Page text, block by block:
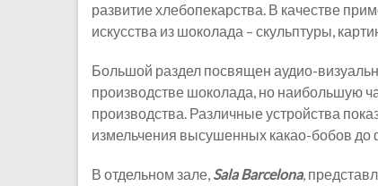
развитие хлебопекарства. В качестве
искусства из шоколада – скульптуры,
Большой раздел посвящен аудио-
производстве шоколада, но наибольшую
производства. Различные устройства
измельчения высушенных какао-бобов
В отдельном зале, Sala Barcelona,